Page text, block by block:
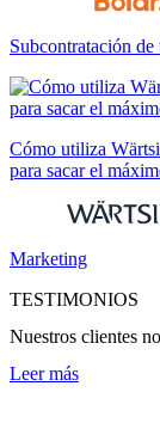
Subcontratación de
Cómo utiliza
para sacar el
Marketing
TESTIMONIOS
Nuestros clientes
Leer más